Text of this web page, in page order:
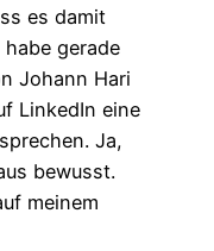
es damit
gerade
Johann Hari
LinkedIn eine
Ja,
bewusst.
meinem